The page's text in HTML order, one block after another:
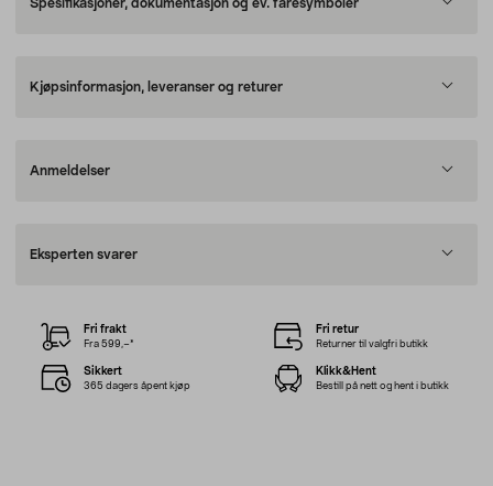
Spesifikasjoner, dokumentasjon og ev. faresymboler
Kjøpsinformasjon, leveranser og returer
Anmeldelser
Eksperten svarer
Fri frakt
Fra 599,–*
Fri retur
Returner til valgfri butikk
Sikkert
365 dagers åpent kjøp
Klikk&Hent
Bestill på nett og hent i butikk